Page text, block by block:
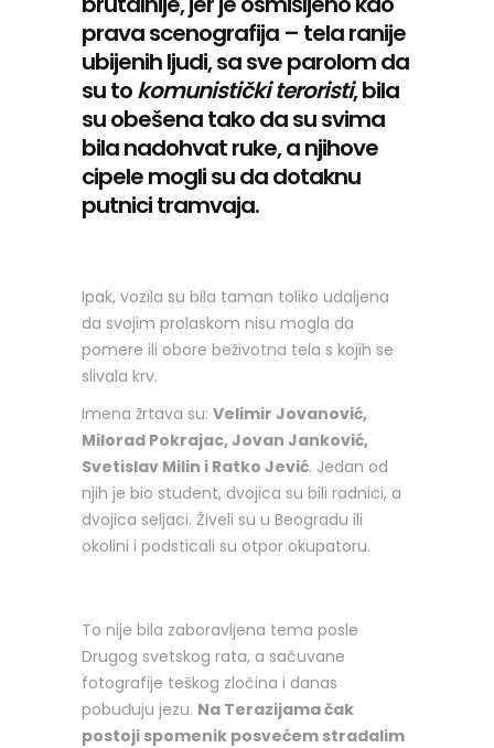
prava scenografija – tela ranije
ubijenih ljudi, sa sve parolom da
su tokomunistički teroristi, bila
su obešena tako da su svima
bila nadohvat ruke, a njihove
cipele mogli su da dotaknu
putnici tramvaja.
Ipak, vozila su bila taman toliko udaljena
da svojim prolaskom nisu mogla da
pomere ili obore beživotna tela s kojih se
slivala krv.
Imena žrtava su: Velimir Jovanović,
Milorad Pokrajac, Jovan Janković,
Svetislav Milin i Ratko Jević. Jedan od
njih je bio student, dvojica su bili radnici, a
dvojica seljaci. Živeli su u Beogradu ili
okolini i podsticali su otpor okupatoru.
To nije bila zaboravljena tema posle
Drugog svetskog rata, a sačuvane
fotografije teškog zločina i danas
pobuđuju jezu. Na Terazijama čak
postoji spomenik posvećem stradalim